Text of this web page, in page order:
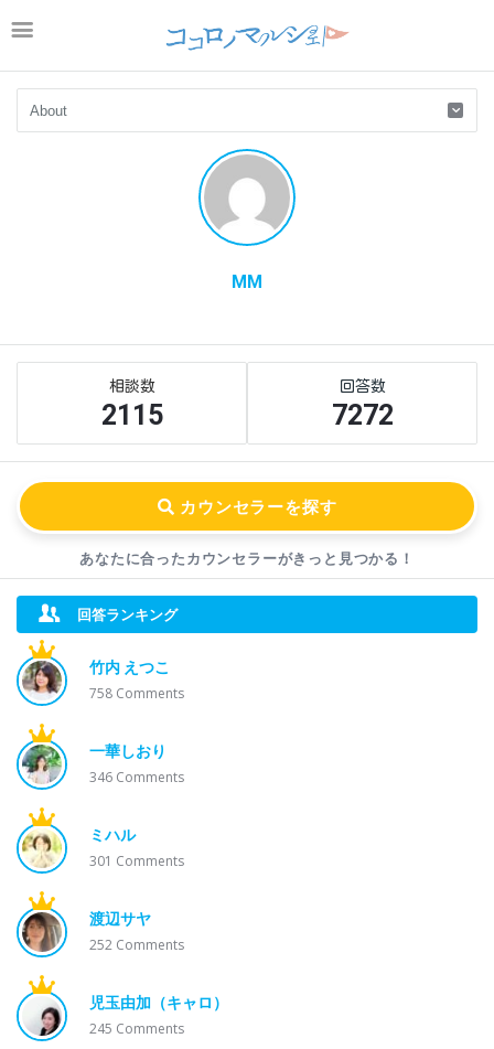
MM
Sidebar
2115 7272
あなたに合ったカウンセラーがきっと見つかる！
回答ランキング
竹内 えつこ
758 Comments
一華しおり
346 Comments
ミハル
301 Comments
渡辺サヤ
252 Comments
児玉由加（キャロ）
245 Comments